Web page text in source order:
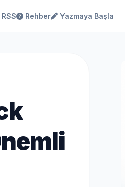
RSS Rehber Yazmaya Başla